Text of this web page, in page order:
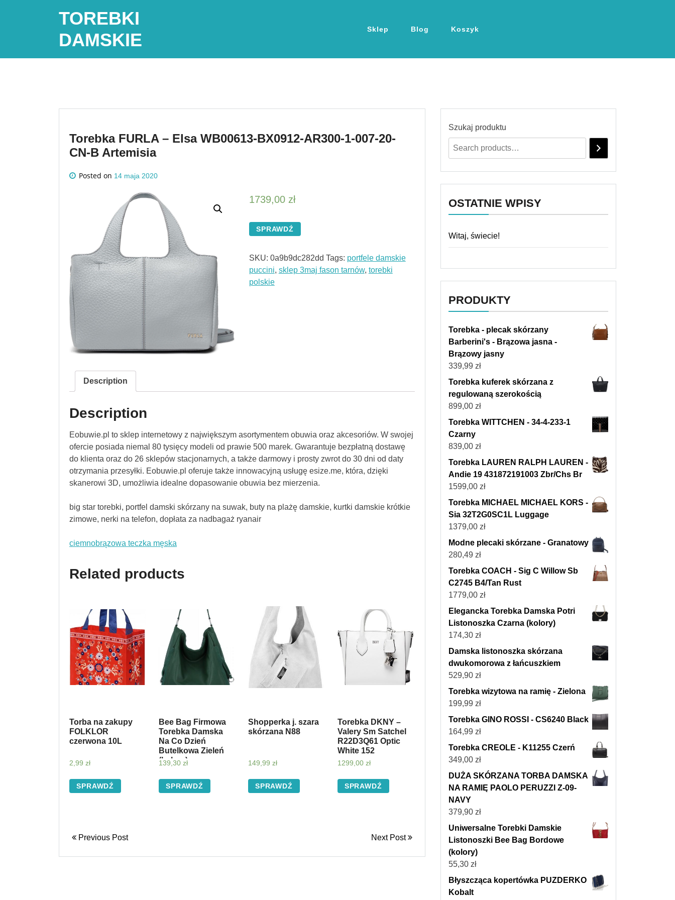
TOREBKI
DAMSKIE
Sklep Blog Koszyk
Torebka FURLA – Elsa WB00613-BX0912-AR300-1-007-20-
CN-B Artemisia
Posted on 14 maja 2020
1739,00 zł
SPRAWDŹ
SKU: 0a9b9dc282dd Tags: portfele damskie
puccini, sklep 3maj fason tarnów, torebki
polskie
Description
Description
Eobuwie.pl to sklep internetowy z największym asortymentem obuwia oraz akcesoriów. W swojej
ofercie posiada niemal 80 tysięcy modeli od prawie 500 marek. Gwarantuje bezpłatną dostawę
do klienta oraz do 26 sklepów stacjonarnych, a także darmowy i prosty zwrot do 30 dni od daty
otrzymania przesyłki. Eobuwie.pl oferuje także innowacyjną usługę esize.me, która, dzięki
skanerowi 3D, umożliwia idealne dopasowanie obuwia bez mierzenia.
big star torebki, portfel damski skórzany na suwak, buty na plażę damskie, kurtki damskie krótkie
zimowe, nerki na telefon, dopłata za nadbagaż ryanair
ciemnobrązowa teczka męska
Related products
Torba na zakupy
FOLKLOR
czerwona 10L
2,99 zł
SPRAWDŹ
Bee Bag Firmowa
Torebka Damska
Na Co Dzień
Butelkowa Zieleń
(kolory)
139,30 zł
SPRAWDŹ
Shopperka j. szara
skórzana N88
149,99 zł
SPRAWDŹ
Torebka DKNY –
Valery Sm Satchel
R22D3Q61 Optic
White 152
1299,00 zł
SPRAWDŹ
Previous Post Next Post
Szukaj produktu
OSTATNIE WPISY
Witaj, świecie!
PRODUKTY
Torebka - plecak skórzany
Barberini's - Brązowa jasna -
Brązowy jasny
339,99 zł
Torebka kuferek skórzana z
regulowaną szerokością
899,00 zł
Torebka WITTCHEN - 34-4-233-1
Czarny
839,00 zł
Torebka LAUREN RALPH LAUREN -
Andie 19 431872191003 Zbr/Chs Br
1599,00 zł
Torebka MICHAEL MICHAEL KORS -
Sia 32T2G0SC1L Luggage
1379,00 zł
Modne plecaki skórzane - Granatowy
280,49 zł
Torebka COACH - Sig C Willow Sb
C2745 B4/Tan Rust
1779,00 zł
Elegancka Torebka Damska Potri
Listonoszka Czarna (kolory)
174,30 zł
Damska listonoszka skórzana
dwukomorowa z łańcuszkiem
529,90 zł
Torebka wizytowa na ramię - Zielona
199,99 zł
Torebka GINO ROSSI - CS6240 Black
164,99 zł
Torebka CREOLE - K11255 Czerń
349,00 zł
DUŻA SKÓRZANA TORBA DAMSKA
NA RAMIĘ PAOLO PERUZZI Z-09-
NAVY
379,90 zł
Uniwersalne Torebki Damskie
Listonoszki Bee Bag Bordowe
(kolory)
55,30 zł
Błyszcząca kopertówka PUZDERKO
Kobalt